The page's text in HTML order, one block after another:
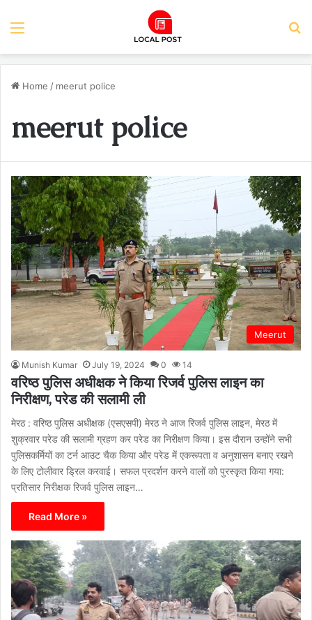
Home / meerut police
meerut police
Meerut
Munish Kumar July 19, 2024 0 14
वरिष्ठ पुलिस अधीक्षक ने किया रिजर्व पुलिस लाइन का
निरीक्षण, परेड की सलामी ली
मेरठ : वरिष्ठ पुलिस अधीक्षक (एसएसपी) मेरठ ने आज रिजर्व पुलिस लाइन, मेरठ में
शुक्रवार परेड की सलामी ग्रहण कर परेड का निरीक्षण किया। इस दौरान उन्होंने सभी
पुलिसकर्मियों का टर्न आउट चैक किया और परेड में एकरूपता व अनुशासन बनाए रखने
के लिए टोलीवार ड्रिल करवाई। सफल प्रदर्शन करने वालों को पुरस्कृत किया गया:
प्रतिसार निरीक्षक रिजर्व पुलिस लाइन…
Read More »